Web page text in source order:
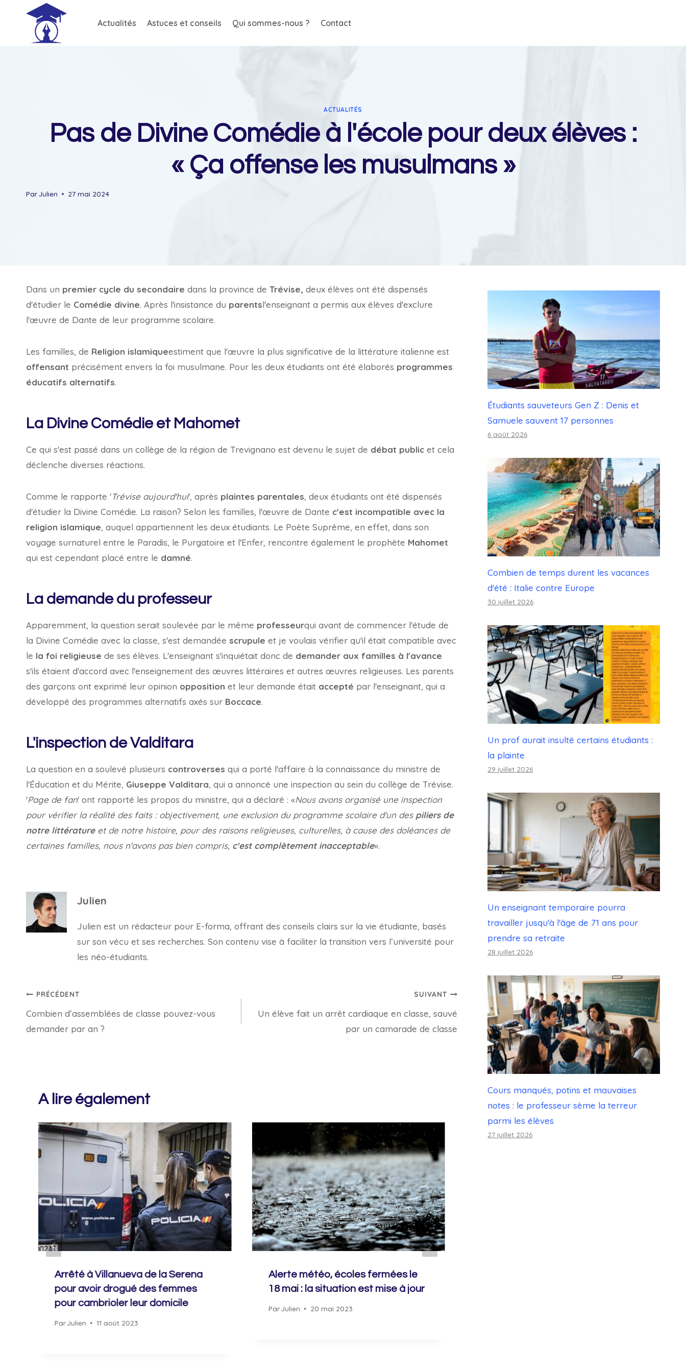
Actualités Astuces et conseils Qui sommes-nous ? Contact
ACTUALITÉS
Pas de Divine Comédie à l'école pour deux élèves :
« Ça offense les musulmans »
ParJulien 27 mai 2024
Dans un premier cycle du secondaire dans la province de Trévise, deux élèves ont été dispensés
d'étudier le Comédie divine. Après l'insistance du parentsl'enseignant a permis aux élèves d'exclure
l'œuvre de Dante de leur programme scolaire.
Les familles, de Religion islamiqueestiment que l'œuvre la plus significative de la littérature italienne est
offensant précisément envers la foi musulmane. Pour les deux étudiants ont été élaborés programmes
éducatifs alternatifs.
La Divine Comédie et Mahomet
Ce qui s'est passé dans un collège de la région de Trevignano est devenu le sujet de débat public et cela
déclenche diverses réactions.
Comme le rapporte 'Trévise aujourd'hui', après plaintes parentales, deux étudiants ont été dispensés
d'étudier la Divine Comédie. La raison? Selon les familles, l'œuvre de Dante c'est incompatible avec la
religion islamique, auquel appartiennent les deux étudiants. Le Poète Suprême, en effet, dans son
voyage surnaturel entre le Paradis, le Purgatoire et l'Enfer, rencontre également le prophète Mahomet
qui est cependant placé entre le damné.
La demande du professeur
Apparemment, la question serait soulevée par le même professeurqui avant de commencer l'étude de
la Divine Comédie avec la classe, s'est demandée scrupule et je voulais vérifier qu'il était compatible avec
le la foi religieuse de ses élèves. L'enseignant s'inquiétait donc de demander aux familles à l'avance
s'ils étaient d'accord avec l'enseignement des œuvres littéraires et autres œuvres religieuses. Les parents
des garçons ont exprimé leur opinion opposition et leur demande était accepté par l'enseignant, qui a
développé des programmes alternatifs axés sur Boccace.
L'inspection de Valditara
La question en a soulevé plusieurs controverses qui a porté l'affaire à la connaissance du ministre de
l'Éducation et du Mérite, Giuseppe Valditara, qui a annoncé une inspection au sein du collège de Trévise.
'Page de fan' ont rapporté les propos du ministre, qui a déclaré : «Nous avons organisé une inspection
pour vérifier la réalité des faits : objectivement, une exclusion du programme scolaire d'un des piliers de
notre littératureet de notre histoire, pour des raisons religieuses, culturelles, à cause des doléances de
certaines familles, nous n'avons pas bien compris, c'est complètement inacceptable».
Julien
Julien est un rédacteur pour E-forma, offrant des conseils clairs sur la vie étudiante, basés
sur son vécu et ses recherches. Son contenu vise à faciliter la transition vers l’université pour
les néo-étudiants.
Navigation
de
l’article
PRÉCÉDENT
Combien d’assemblées de classe pouvez-vous
demander par an ?
SUIVANT
Un élève fait un arrêt cardiaque en classe, sauvé
par un camarade de classe
A lire également
Arrêté à Villanueva de la Serena
pour avoir drogué des femmes
pour cambrioler leur domicile
ParJulien 11 août 2023
Alerte météo, écoles fermées le
18 mai : la situation est mise à jour
Par Julien 20 mai 2023
Étudiants sauveteurs Gen Z : Denis et
Samuele sauvent 17 personnes
6 août 2026
Combien de temps durent les vacances
d'été : Italie contre Europe
30 juillet 2026
Un prof aurait insulté certains étudiants :
la plainte
29 juillet 2026
Un enseignant temporaire pourra
travailler jusqu'à l'âge de 71 ans pour
prendre sa retraite
28 juillet 2026
Cours manqués, potins et mauvaises
notes : le professeur sème la terreur
parmi les élèves
27 juillet 2026